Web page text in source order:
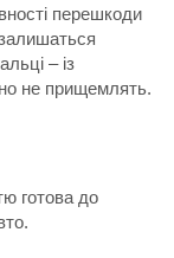
перешкоди
– із
не прищемлять.
готова до